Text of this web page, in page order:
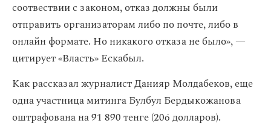
соотвествии с законом, отказ должны были
отправить организаторам либо по почте, либо в
онлайн формате. Но никакого отказа не было», —
цитирует «Власть» Ескабыл.
Как рассказал журналист Данияр Молдабеков, еще
одна участница митинга Булбул Бердыкожанова
оштрафована на 91 890 тенге (206 долларов).